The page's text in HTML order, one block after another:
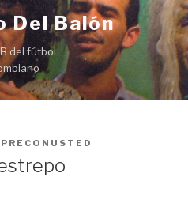
Del Balón
del fútbol